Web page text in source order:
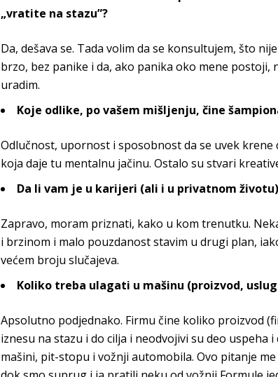
„vratite na stazu”?
Da, dešava se. Tada volim da se konsultujem, što
brzo, bez panike i da, ako panika oko mene postoji,
uradim.
Koje odlike, po vašem mišljenju, čine
Odlučnost, upornost i sposobnost da se uvek krene
koja daje tu mentalnu jačinu. Ostalo su stvari
Da li vam je u karijeri (ali i u privatnom
Zapravo, moram priznati, kako u kom trenutku.
i brzinom i malo pouzdanost stavim u drugi plan,
većem broju slučajeva.
Koliko treba ulagati u mašinu (proizvod,
Apsolutno podjednako. Firmu čine koliko proizvod
iznesu na stazu i do cilja i neodvojivi su deo uspeha i
mašini, pit-stopu i vožnji automobila. Ovo pitanje me